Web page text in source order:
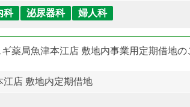
科 泌尿器科 婦人科
局魚津本江店 敷地内事業用定期借地の
江店 敷地内定期借地